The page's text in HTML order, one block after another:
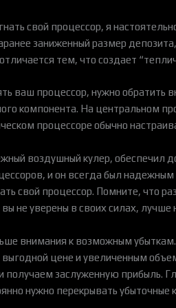
свой процессор, я
заниженный размер
тем, что создает
ваш процессор, нужно обратить
компонента. На центральном
процессоре обычно
воздушный кулер, обеспечил
и он всегда был
свой процессор. Помните, что
не уверены в своих силах,
внимания к возможным
цене и увеличенным
получаем заслуженную прибыль.
нужно перекрывать убыточные